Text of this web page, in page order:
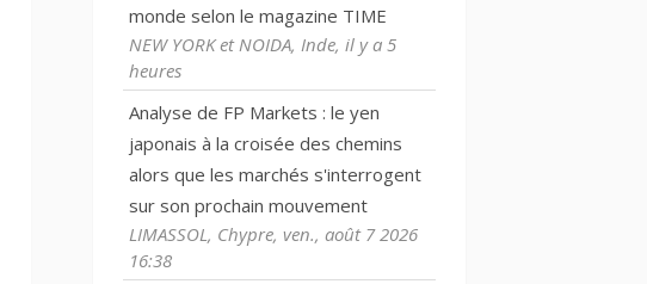
monde selon le magazine TIME
NEW YORK et NOIDA, Inde, il y a 5
heures
Analyse de FP Markets : le yen
japonais à la croisée des chemins
alors que les marchés s'interrogent
sur son prochain mouvement
LIMASSOL, Chypre, ven., août 7 2026
16:38